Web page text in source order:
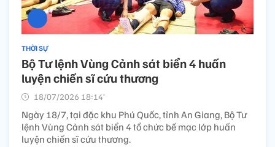
THỜI SỰ
Bộ Tư lệnh Vùng Cảnh sát biển 4 huấn
luyện chiến sĩ cứu thương
18/07/2026 18:14’
Ngày 18/7, tại đặc khu Phú Quốc, tỉnh An Giang, Bộ Tư
lệnh Vùng Cảnh sát biển 4 tổ chức bế mạc lớp huấn
luyện chiến sĩ cứu thương.